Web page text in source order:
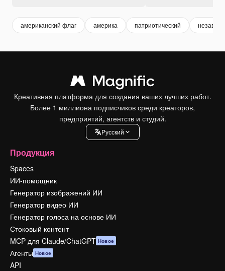
американский флаг америка патриотический
Креативная платформа для создания ваших лучших работ.
Более 1 миллиона подписчиков среди креаторов,
предприятий, агентств и студий.
Pусский
Продукция
Spaces
ИИ-помощник
Генератор изображений ИИ
Генератор видео ИИ
Генератор голоса на основе ИИ
Стоковый контент
MCP для Claude/ChatGPT Новое
Агенты Новое
API